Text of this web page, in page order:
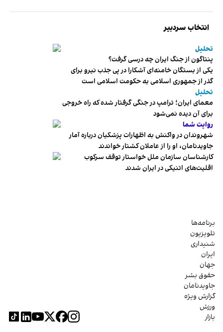
انتخاب سردبیر
تحلیل
پنتاگون از جنگ ایران چه درسی گرفت؟
یکی از بستگان خامنه‌ای آشکارا در پی جذب نیرو برای
گذر از جمهوری اسلامی به حکومت اسلامی است
تحلیل
معمای ایران؛ ترامپ در جنگی گرفتار شده که راه خروجی
برای آن دیده نمی‌شود
روایت شما
شهروندان در واکنش به اظهارات پزشکیان درباره آمار
جاویدنامان، او را از عاملان کشتار خواندند
کارشناسان سازمان ملل خواستار توقف سرکوب
اقلیت‌های اتنیکی در ایران شدند
برنامه‌ها
تلویزیون
شنیداری
ایران
جهان
حقوق بشر
جاویدنامان
گزارش ویژه
ورزش
بازار